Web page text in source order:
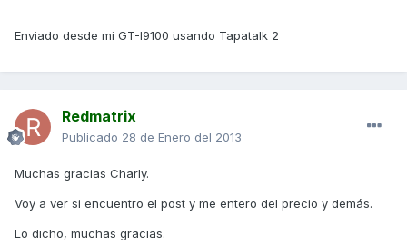
Enviado desde mi GT-I9100 usando Tapatalk 2
Redmatrix
Publicado 28 de Enero del 2013
Muchas gracias Charly.
Voy a ver si encuentro el post y me entero del precio y demás.
Lo dicho, muchas gracias.